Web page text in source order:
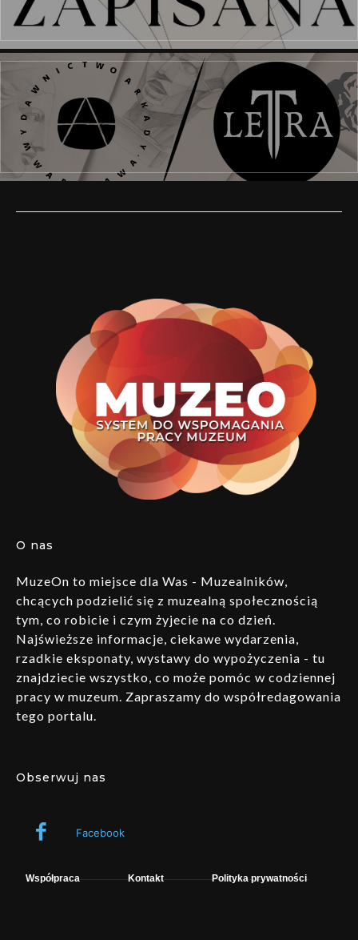
O nas
MuzeOn to miejsce dla Was - Muzealników,
chcących podzielić się z muzealną społecznością
tym, co robicie i czym żyjecie na co dzień.
Najświeższe informacje, ciekawe wydarzenia,
rzadkie eksponaty, wystawy do wypożyczenia - tu
znajdziecie wszystko, co może pomóc w codziennej
pracy w muzeum. Zapraszamy do współredagowania
tego portalu.
Obserwuj nas
Facebook
Współpraca Kontakt Polityka prywatności